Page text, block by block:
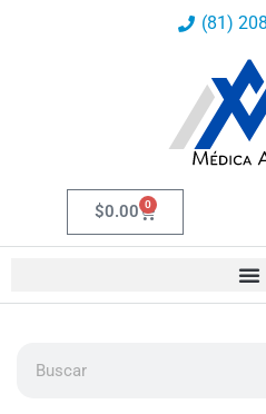
(81)
$0.00 0
Carrito